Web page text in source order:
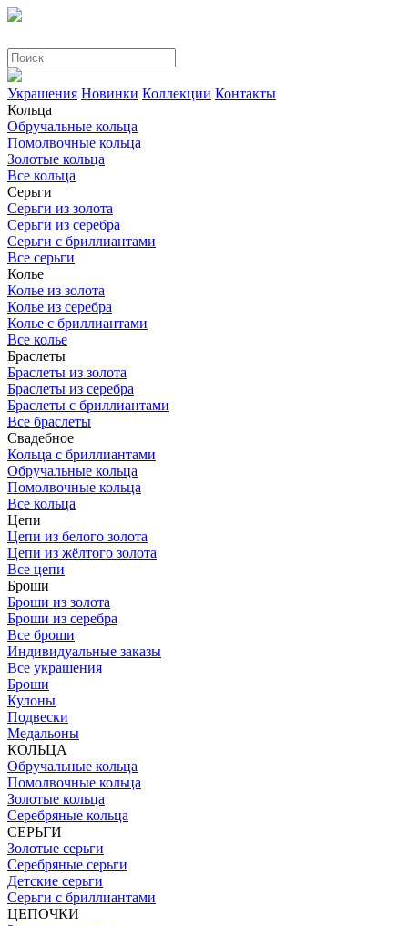
Украшения Новинки Коллекции Контакты
Кольца
Обручальные кольца
Помолвочные кольца
Золотые кольца
Все кольца
Серьги
Серьги из золота
Серьги из серебра
Серьги с бриллиантами
Все серьги
Колье
Колье из золота
Колье из серебра
Колье с бриллиантами
Все колье
Браслеты
Браслеты из золота
Браслеты из серебра
Браслеты с бриллиантами
Все браслеты
Свадебное
Кольца с бриллиантами
Обручальные кольца
Помолвочные кольца
Все кольца
Цепи
Цепи из белого золота
Цепи из жёлтого золота
Все цепи
Броши
Броши из золота
Броши из серебра
Все броши
Индивидуальные заказы
Все украшения
Броши
Кулоны
Подвески
Медальоны
КОЛЬЦА
Обручальные кольца
Помолвочные кольца
Золотые кольца
Серебряные кольца
СЕРЬГИ
Золотые серьги
Серебряные серьги
Детские серьги
Серьги с бриллиантами
ЦЕПОЧКИ